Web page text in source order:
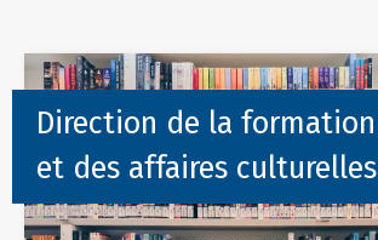
Direction de la formation
et des affaires culturelles